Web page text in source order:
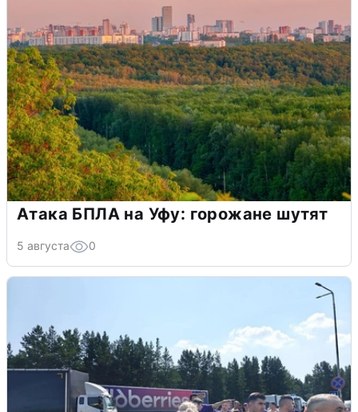
Атака БПЛА на Уфу: горожане шутят
5 августа 0